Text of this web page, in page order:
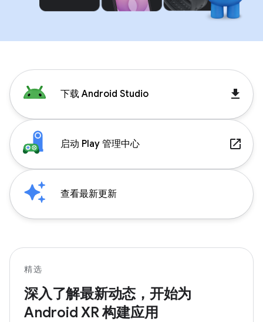
下载 Android Studio get_app
启动 Play 管理中心 launch
查看最新更新
精选
深入了解最新动态，开始为
Android XR 构建应用